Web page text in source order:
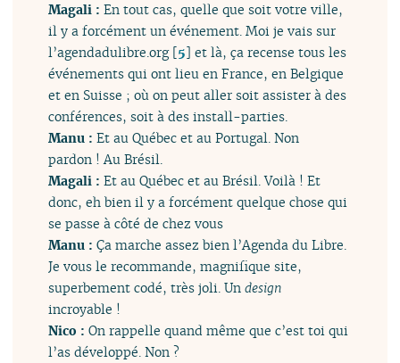
Magali :En tout cas, quelle que soit votre ville,
il y a forcément un événement. Moi je vais sur
l’agendadulibre.org[5] et là, ça recense tous les
événements qui ont lieu en France, en Belgique
et en Suisse ; où on peut aller soit assister à des
conférences, soit à des install-parties.
Manu :Et au Québec et au Portugal. Non
pardon ! Au Brésil.
Magali :Et au Québec et au Brésil. Voilà ! Et
donc, eh bien il y a forcément quelque chose qui
se passe à côté de chez vous
Manu :Ça marche assez bien l’Agenda du Libre.
Je vous le recommande, magnifique site,
superbement codé, très joli. Undesign
incroyable !
Nico :On rappelle quand même que c’est toi qui
l’as développé. Non ?